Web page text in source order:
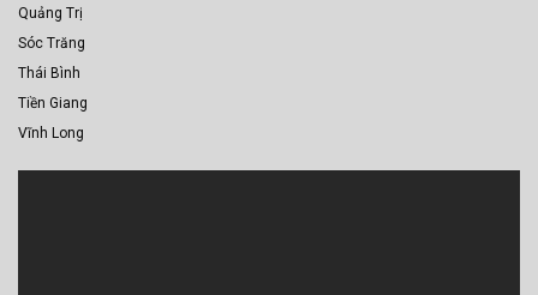
Quảng Trị
Sóc Trăng
Thái Bình
Tiền Giang
Vĩnh Long